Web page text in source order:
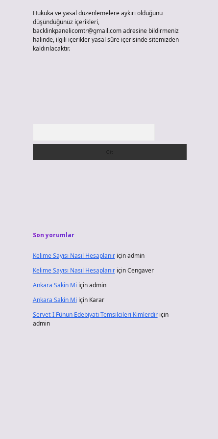
Hukuka ve yasal düzenlemelere aykırı olduğunu
düşündüğünüz içerikleri,
backlinkpanelicomtr@gmail.comadresine bildirmeniz
halinde, ilgili içerikler yasal süre içerisinde sitemizden
kaldırılacaktır.
Son yorumlar
Kelime Sayısı Nasıl Hesaplanıriçinadmin
Kelime Sayısı Nasıl HesaplanıriçinCengaver
Ankara Sakin Mi içinadmin
Ankara Sakin Mi için Karar
Servet-I Fünun Edebiyatı Temsilcileri Kimlerdiriçin
admin